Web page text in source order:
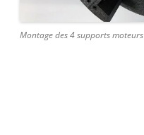
Montage des 4 supports moteurs